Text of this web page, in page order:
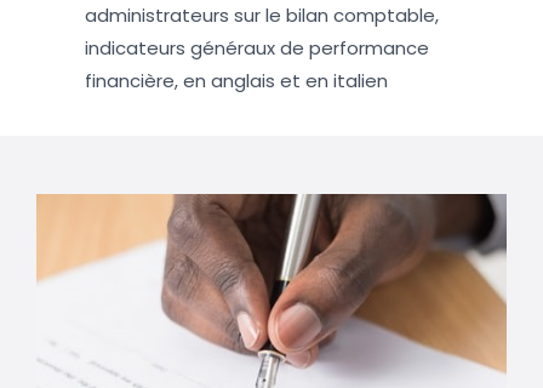
administrateurs sur le bilan comptable,
indicateurs généraux de performance
financière, en anglais et en italien